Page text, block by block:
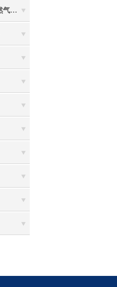
液化气充装电子秤（防爆天然气灌装称）